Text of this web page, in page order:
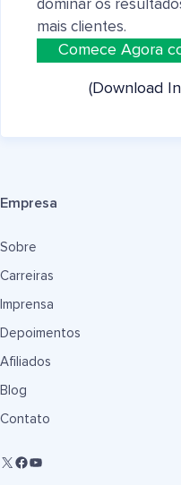
dominar os
mais clientes.
Comece Agora
(Download
Empresa
Sobre
Carreiras
Imprensa
Depoimentos
Afiliados
Blog
Contato